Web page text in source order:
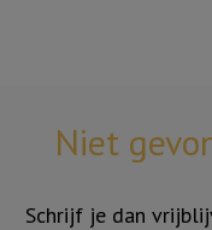
Niet
Schrijf je dan